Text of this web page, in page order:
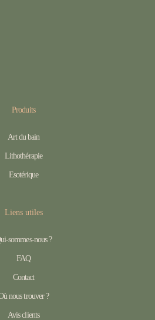
Produits
Art du bain
Lithothérapie
Esotérique
Liens utiles
sommes-nous ?
FAQ
Contact
nous trouver ?
Avis clients